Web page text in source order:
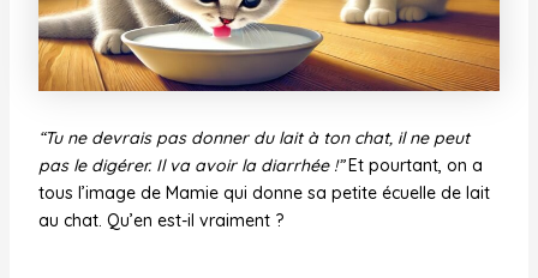
“Tu ne devrais pas donner du lait à ton chat, il ne peut
pas le digérer. Il va avoir la diarrhée !”Et pourtant, on a
tous l’image de Mamie qui donne sa petite écuelle de lait
au chat. Qu’en est-il vraiment ?